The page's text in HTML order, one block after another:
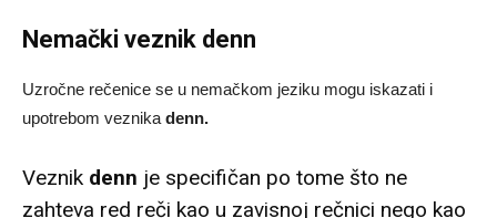
Nemački veznik denn
Uzročne rečenice se u nemačkom jeziku mogu iskazati i
upotrebom veznikadenn.
Veznik denn je specifičan po tome što ne
zahteva red reči kao u zavisnoj rečnici nego kao